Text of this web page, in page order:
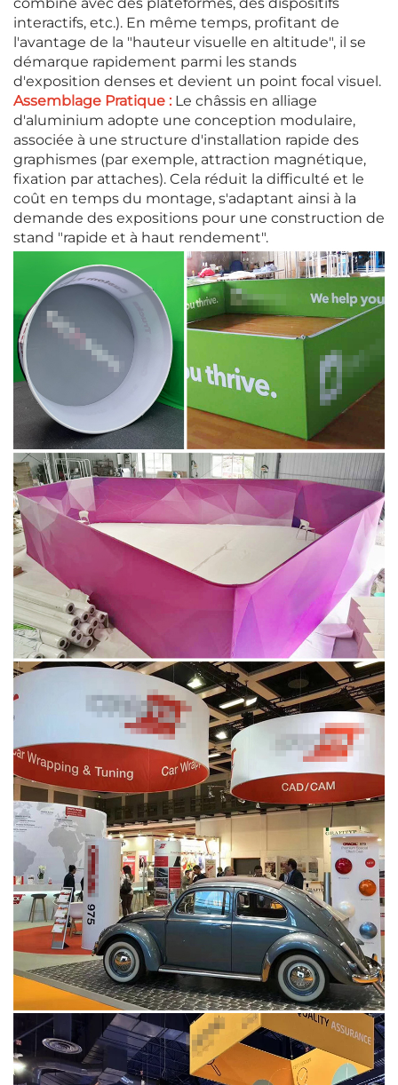
interactifs, etc.). En même temps, profitant de
l'avantage de la "hauteur visuelle en altitude", il se
démarque rapidement parmi les stands
d'exposition denses et devient un point focal visuel.
Assemblage Pratique : Le châssis en alliage
d'aluminium adopte une conception modulaire,
associée à une structure d'installation rapide des
graphismes (par exemple, attraction magnétique,
fixation par attaches). Cela réduit la difficulté et le
coût en temps du montage, s'adaptant ainsi à la
demande des expositions pour une construction de
stand "rapide et à haut rendement".